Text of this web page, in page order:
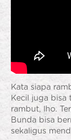
Kata siapa
Kecil juga bisa
rambut, lho.
Bunda bisa
sekaligus